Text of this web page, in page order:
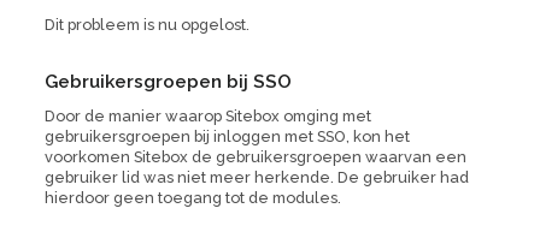
Dit probleem is nu opgelost.
Gebruikersgroepen bij SSO
Door de manier waarop Sitebox omging met
gebruikersgroepen bij inloggen met SSO, kon het
voorkomen Sitebox de gebruikersgroepen waarvan een
gebruiker lid was niet meer herkende. De gebruiker had
hierdoor geen toegang tot de modules.